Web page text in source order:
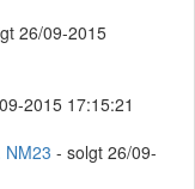
26/09-2015
2015 17:15:21
NM23 - solgt 26/09-